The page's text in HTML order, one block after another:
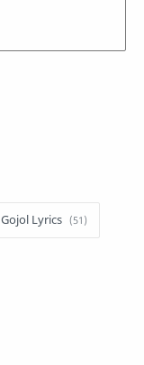
Gojol Lyrics